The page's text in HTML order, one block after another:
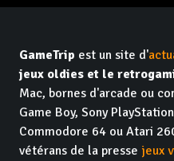
GameTrip est un site d'
jeux oldies et le
Mac, bornes d'arcade ou
Game Boy, Sony
Commodore 64 ou Atari
vétérans de la presse jeux